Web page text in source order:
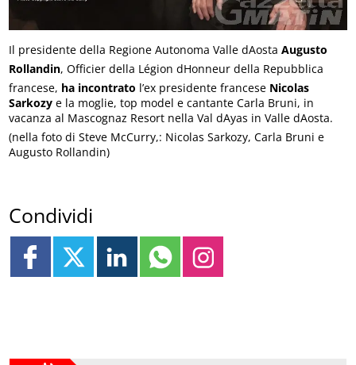
Il presidente della Regione Autonoma Valle dAostaAugusto
Rollandin, Officier della Légion dHonneur della Repubblica
francese, ha incontrato l’ex presidente francese Nicolas
Sarkozy e la moglie, top model e cantante Carla Bruni, in
vacanza al Mascognaz Resort nella Val dAyas in Valle dAosta.
(nella foto di Steve McCurry,: Nicolas Sarkozy, Carla Bruni e
Augusto Rollandin)
Condividi